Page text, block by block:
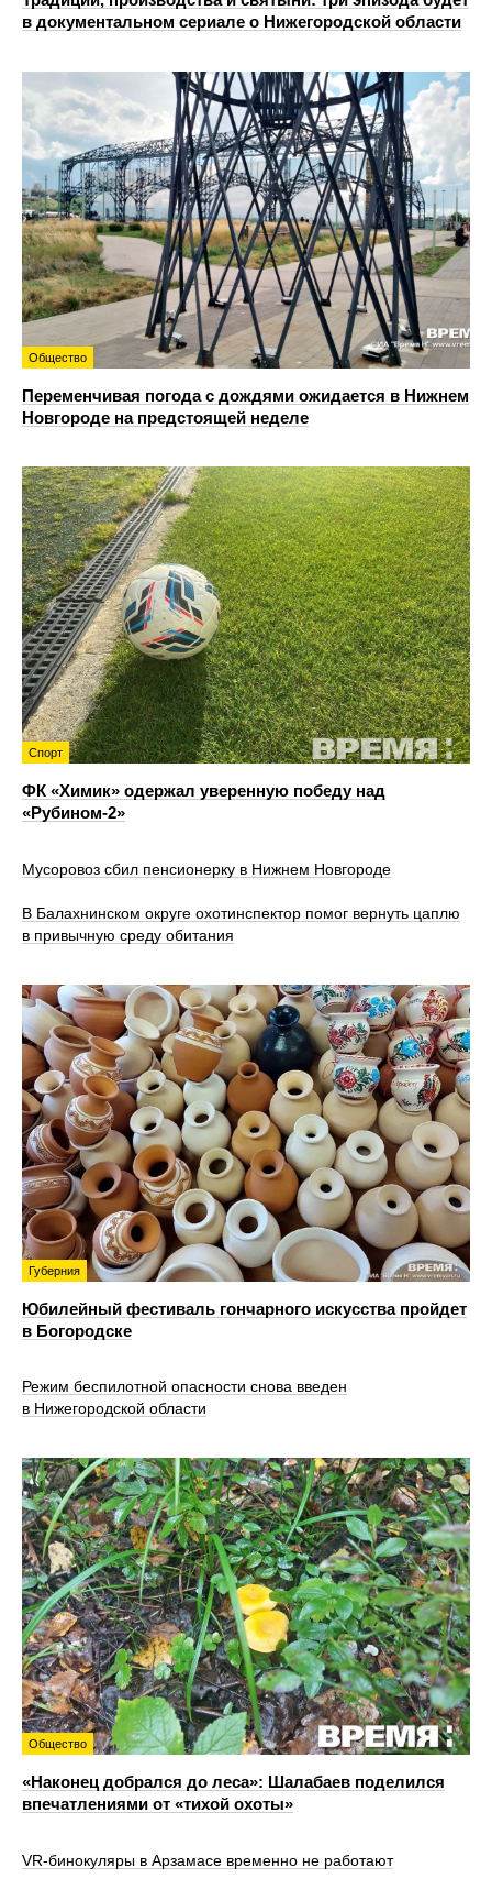
в документальном сериале о Нижегородской области
Общество
Переменчивая погода с дождями ожидается в Нижнем
Новгороде на предстоящей неделе
Спорт
ФК «Химик» одержал уверенную победу над
«Рубином‑2»
Мусоровоз сбил пенсионерку в Нижнем Новгороде
В Балахнинском округе охотинспектор помог вернуть цаплю
в привычную среду обитания
Губерния
Юбилейный фестиваль гончарного искусства пройдет
в Богородске
Режим беспилотной опасности снова введен
в Нижегородской области
Общество
«Наконец добрался до леса»: Шалабаев поделился
впечатлениями от «тихой охоты»
VR‑бинокуляры в Арзамасе временно не работают